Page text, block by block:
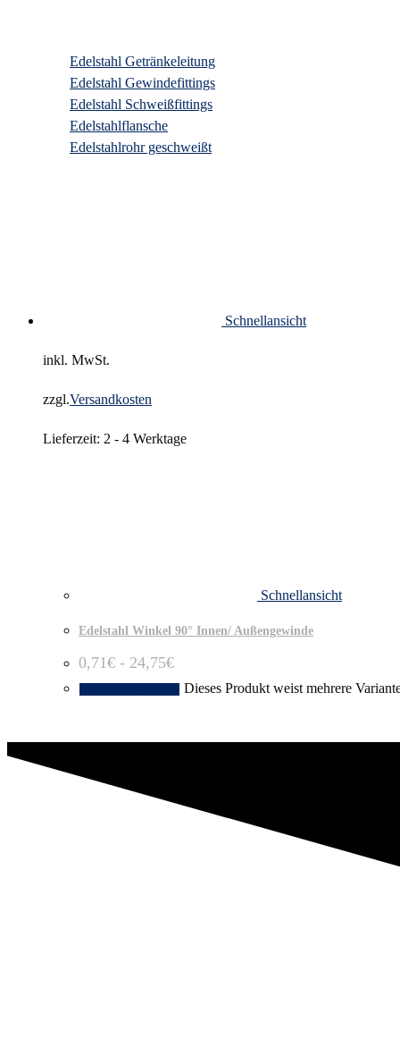
Edelstahl Getränkeleitung
Edelstahl Gewindefittings
Edelstahl Schweißfittings
Edelstahlflansche
Edelstahlrohr geschweißt
Schnellansicht
inkl. MwSt.
zzgl.Versandkosten
Lieferzeit: 2 - 4 Werktage
Schnellansicht
Edelstahl Winkel 90° Innen/ Außengewinde
0,71€ - 24,75€
Dieses Produkt weist mehrere